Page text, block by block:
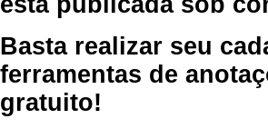
Basta realizar seu
ferramentas de
gratuito!